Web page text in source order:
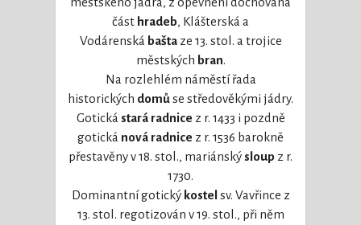
část hradeb, Klášterská a
Vodárenská baštaze 13. stol. a trojice
městských bran.
Na rozlehlém náměstí řada
historických domůse středověkými jádry.
Gotická stará radnice z r. 1433 i pozdně
gotická nová radnice z r. 1536 barokně
přestavěny v 18. stol., mariánský sloup z r.
1730.
Dominantní gotický kostel sv. Vavřince z
13. stol. regotizován v 19. stol., při něm